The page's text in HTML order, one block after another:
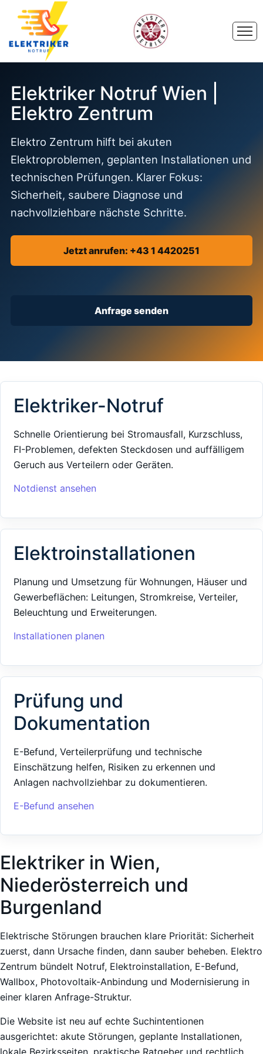
Elektriker Notruf Wien |
Elektro Zentrum
Elektro Zentrum hilft bei akuten
Elektroproblemen, geplanten Installationen und
technischen Prüfungen. Klarer Fokus:
Sicherheit, saubere Diagnose und
nachvollziehbare nächste Schritte.
Jetzt anrufen: +43 1 4420251
Anfrage senden
Elektriker-Notruf
Schnelle Orientierung bei Stromausfall, Kurzschluss,
FI-Problemen, defekten Steckdosen und auffälligem
Geruch aus Verteilern oder Geräten.
Notdienst ansehen
Elektroinstallationen
Planung und Umsetzung für Wohnungen, Häuser und
Gewerbeflächen: Leitungen, Stromkreise, Verteiler,
Beleuchtung und Erweiterungen.
Installationen planen
Prüfung und
Dokumentation
E-Befund, Verteilerprüfung und technische
Einschätzung helfen, Risiken zu erkennen und
Anlagen nachvollziehbar zu dokumentieren.
E-Befund ansehen
Elektriker in Wien,
Niederösterreich und
Burgenland
Elektrische Störungen brauchen klare Priorität: Sicherheit
zuerst, dann Ursache finden, dann sauber beheben. Elektro
Zentrum bündelt Notruf, Elektroinstallation, E-Befund,
Wallbox, Photovoltaik-Anbindung und Modernisierung in
einer klaren Anfrage-Struktur.
Die Website ist neu auf echte Suchintentionen
ausgerichtet: akute Störungen, geplante Installationen,
lokale Bezirksseiten, praktische Ratgeber und rechtlich